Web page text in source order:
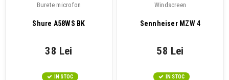
Burete microfon
Shure A58WS BK
38 Lei
IN STOC
Windscreen
Sennheiser MZW 4
58 Lei
IN STOC